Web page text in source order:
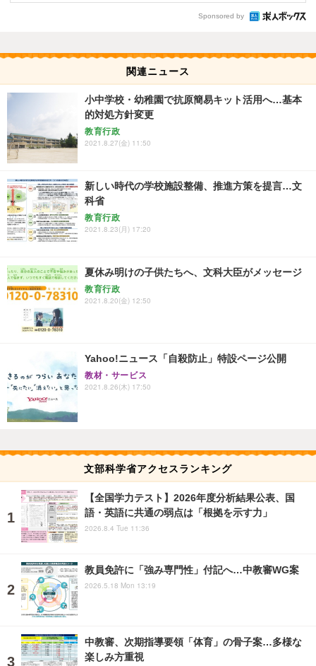
Sponsored by
関連ニュース
小中学校・幼稚園で抗原簡易キット活用へ…基本
的対処方針変更
教育行政
2021.8.27(金) 11:50
新しい時代の学校施設整備、推進方策を提言…文
科省
教育行政
2021.8.23(月) 17:20
夏休み明けの子供たちへ、文科大臣がメッセージ
教育行政
2021.8.20(金) 12:50
Yahoo!ニュース「自殺防止」特設ページ公開
教材・サービス
2021.8.26(木) 17:50
文部科学省アクセスランキング
【全国学力テスト】2026年度分析結果公表、国
語・英語に共通の弱点は「根拠を示す力」
2026.8.4 Tue 11:36
教員免許に「強み専門性」付記へ…中教審WG案
2026.5.18 Mon 13:19
中教審、次期指導要領「体育」の骨子案…多様な
楽しみ方重視